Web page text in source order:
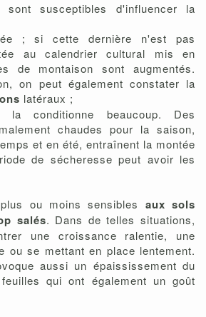
sont susceptibles d'influencer la
; si cette dernière n'est pas
au calendrier cultural mis en
de montaison sont augmentés.
on peut également constater la
latéraux ;
conditionne beaucoup. Des
chaudes pour la saison,
et en été, entraînent la montée
de sécheresse peut avoir les
ou moins sensibles aux sols
salés. Dans de telles situations,
une croissance ralentie, une
ou se mettant en place lentement.
aussi un épaississement du
qui ont également un goût